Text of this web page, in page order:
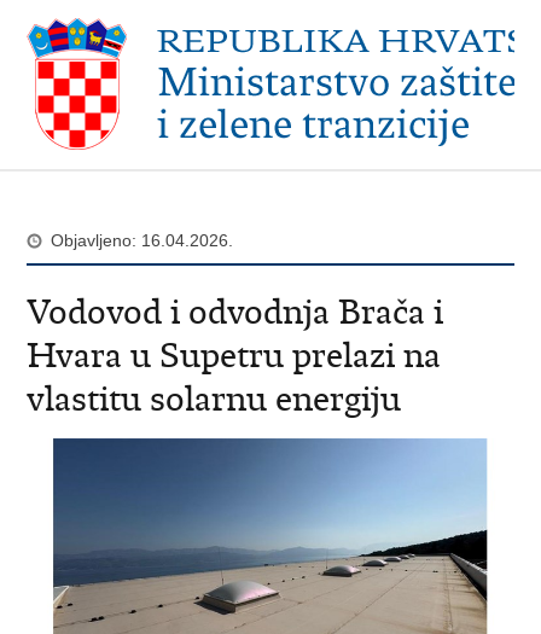
Objavljeno: 16.04.2026.
Vodovod i odvodnja Brača i
Hvara u Supetru prelazi na
vlastitu solarnu energiju